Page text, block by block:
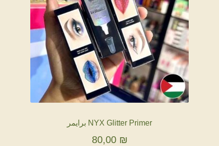
NYX Glitter Primer برايمر
80,00 ₪